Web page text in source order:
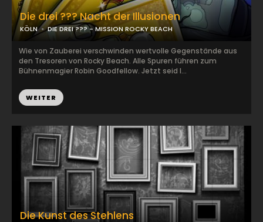
Die drei ??? Nacht der Illusionen
KÖLN DIE DREI ??? - MISSION ROCKY BEACH
Wie von Zauberei verschwinden wertvolle Gegenstände aus
den Tresoren von Rocky Beach. Alle Spuren führen zum
Bühnenmagier Robin Goodfellow. Jetzt seid I...
WEITER
Die Kunst des Stehlens